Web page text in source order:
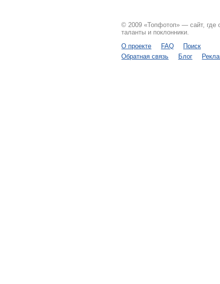
© 2009 «Топфотоп» — сайт, где
таланты и поклонники.
О проекте
FAQ
Поиск
Обратная связь
Блог